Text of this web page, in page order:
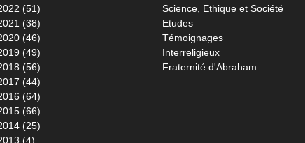
(51)
(38)
(46)
(49)
(56)
(44)
(64)
(66)
(25)
(4)
Science, Ethique et Société
Etudes
Témoignages
Interreligieux
Fraternité d'Abraham